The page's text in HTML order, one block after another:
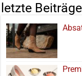
letzte Beiträge